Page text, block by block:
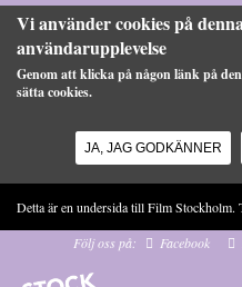
Vi använder cookies på
användarupplevelse
Genom att klicka på någon länk på
sätta cookies.
JA, JAG GODKÄNNER
Detta är en undersida till Film Stockholm.
Följ oss på:
Facebook